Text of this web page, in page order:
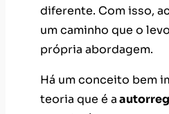
diferente. Com isso,
um caminho que o
própria abordagem.
Há um conceito bem
teoria que é a